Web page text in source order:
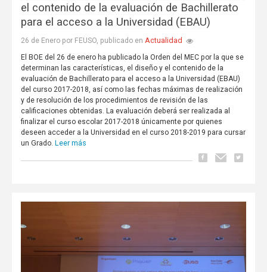
el contenido de la evaluación de Bachillerato
para el acceso a la Universidad (EBAU)
26 de Enero por FEUSO, publicado en Actualidad
El BOE del 26 de enero ha publicado la Orden del MEC por la que se
determinan las características, el diseño y el contenido de la
evaluación de Bachillerato para el acceso a la Universidad (EBAU)
del curso 2017-2018, así como las fechas máximas de realización
y de resolución de los procedimientos de revisión de las
calificaciones obtenidas. La evaluación deberá ser realizada al
finalizar el curso escolar 2017-2018 únicamente por quienes
deseen acceder a la Universidad en el curso 2018-2019 para cursar
un Grado. Leer más